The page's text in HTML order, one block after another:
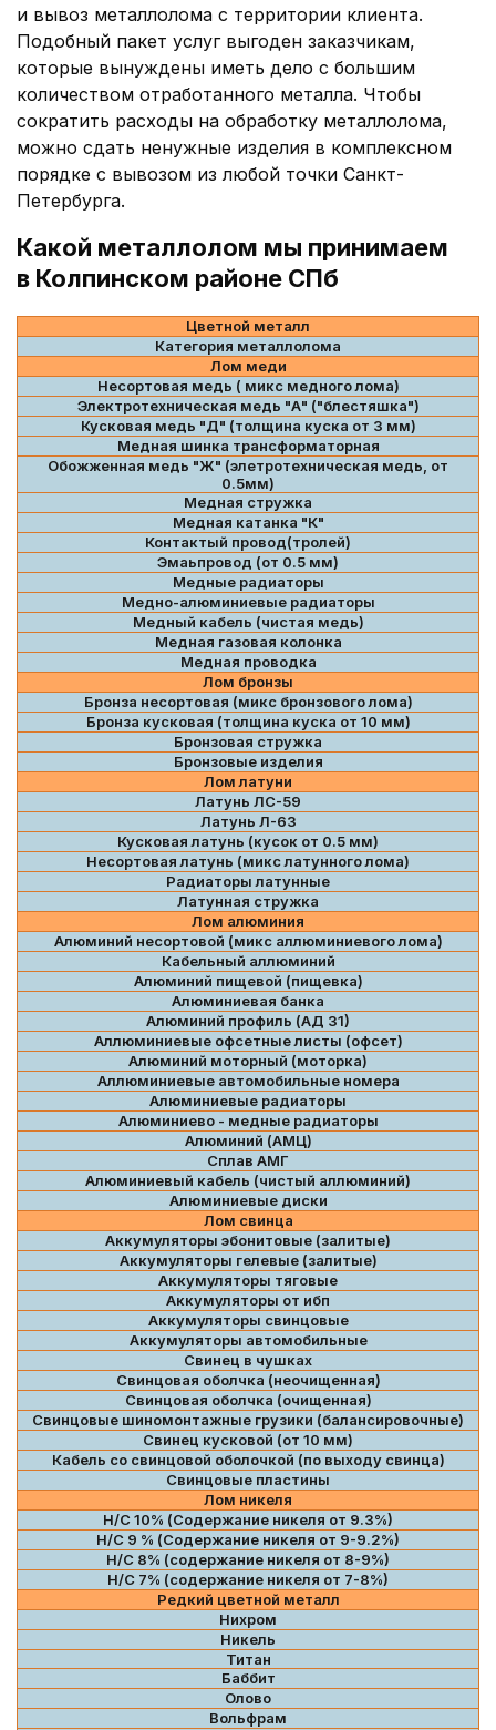
и вывоз металлолома с территории клиента.
Подобный пакет услуг выгоден заказчикам,
которые вынуждены иметь дело с большим
количеством отработанного металла. Чтобы
сократить расходы на обработку металлолома,
можно сдать ненужные изделия в комплексном
порядке с вывозом из любой точки Санкт-
Петербурга.
Какой металлолом мы принимаем
в Колпинском районе СПб
Цветной металл
Категория металлолома
Лом меди
Несортовая медь ( микс медного лома)
Электротехническая медь "А" ("блестяшка")
Кусковая медь "Д" (толщина куска от 3 мм)
Медная шинка трансформаторная
Обожженная медь "Ж" (элетротехническая медь, от
0.5мм)
Медная стружка
Медная катанка "К"
Контактый провод(тролей)
Эмаьпровод (от 0.5 мм)
Медные радиаторы
Медно-алюминиевые радиаторы
Медный кабель (чистая медь)
Медная газовая колонка
Медная проводка
Лом бронзы
Бронза несортовая (микс бронзового лома)
Бронза кусковая (толщина куска от 10 мм)
Бронзовая стружка
Бронзовые изделия
Лом латуни
Латунь ЛС-59
Латунь Л-63
Кусковая латунь (кусок от 0.5 мм)
Несортовая латунь (микс латунного лома)
Радиаторы латунные
Латунная стружка
Лом алюминия
Алюминий несортовой (микс аллюминиевого лома)
Кабельный аллюминий
Алюминий пищевой (пищевка)
Алюминиевая банка
Алюминий профиль (АД 31)
Аллюминиевые офсетные листы (офсет)
Алюминий моторный (моторка)
Аллюминиевые автомобильные номера
Алюминиевые радиаторы
Алюминиево - медные радиаторы
Алюминий (АМЦ)
Сплав АМГ
Алюминиевый кабель (чистый аллюминий)
Алюминиевые диски
Лом свинца
Аккумуляторы эбонитовые (залитые)
Аккумуляторы гелевые (залитые)
Аккумуляторы тяговые
Аккумуляторы от ибп
Аккумуляторы свинцовые
Аккумуляторы автомобильные
Свинец в чушках
Свинцовая оболчка (неочищенная)
Свинцовая оболчка (очищенная)
Свинцовые шиномонтажные грузики (балансировочные)
Свинец кусковой (от 10 мм)
Кабель со свинцовой оболочкой (по выходу свинца)
Свинцовые пластины
Лом никеля
Н/С 10% (Содержание никеля от 9.3%)
Н/С 9 % (Содержание никеля от 9-9.2%)
Н/С 8% (содержание никеля от 8-9%)
Н/С 7% (содержание никеля от 7-8%)
Редкий цветной металл
Нихром
Никель
Титан
Баббит
Олово
Вольфрам